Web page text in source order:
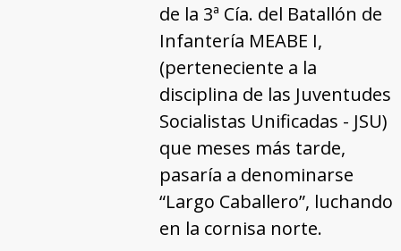
de la 3ª Cía. del Batallón de
Infantería MEABE I,
(perteneciente a la
disciplina de las Juventudes
Socialistas Unificadas - JSU)
que meses más tarde,
pasaría a denominarse
“Largo Caballero”, luchando
en la cornisa norte.